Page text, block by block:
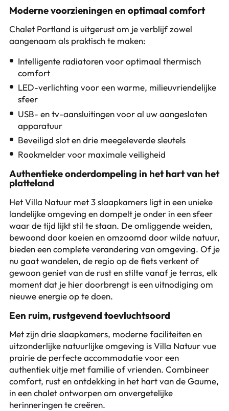
Moderne voorzieningen en optimaal comfort
Chalet Portland is uitgerust om je verblijf zowel
aangenaam als praktisch te maken:
Intelligente radiatoren voor optimaal thermisch
comfort
LED-verlichting voor een warme, milieuvriendelijke
sfeer
USB- en tv-aansluitingen voor al uw aangesloten
apparatuur
Beveiligd slot en drie meegeleverde sleutels
Rookmelder voor maximale veiligheid
Authentieke onderdompeling in het hart van het
platteland
Het Villa Natuur met 3 slaapkamers ligt in een unieke
landelijke omgeving en dompelt je onder in een sfeer
waar de tijd lijkt stil te staan. De omliggende weiden,
bewoond door koeien en omzoomd door wilde natuur,
bieden een complete verandering van omgeving. Of je
nu gaat wandelen, de regio op de fiets verkent of
gewoon geniet van de rust en stilte vanaf je terras, elk
moment dat je hier doorbrengt is een uitnodiging om
nieuwe energie op te doen.
Een ruim, rustgevend toevluchtsoord
Met zijn drie slaapkamers, moderne faciliteiten en
uitzonderlijke natuurlijke omgeving is Villa Natuur vue
prairie de perfecte accommodatie voor een
authentiek uitje met familie of vrienden. Combineer
comfort, rust en ontdekking in het hart van de Gaume,
in een chalet ontworpen om onvergetelijke
herinneringen te creëren.